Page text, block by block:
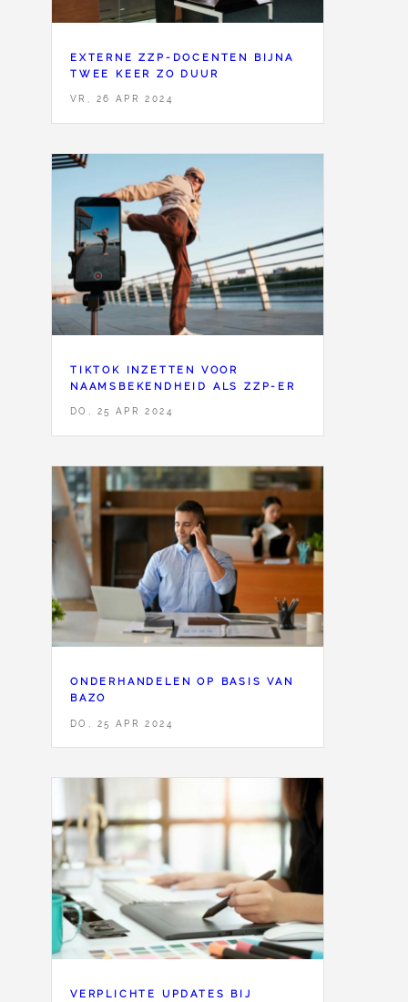
EXTERNE ZZP-DOCENTEN BIJNA
TWEE KEER ZO DUUR
VR, 26 APR 2024
TIKTOK INZETTEN VOOR
NAAMSBEKENDHEID ALS ZZP-ER
DO, 25 APR 2024
ONDERHANDELEN OP BASIS VAN
BAZO
DO, 25 APR 2024
VERPLICHTE UPDATES BIJ